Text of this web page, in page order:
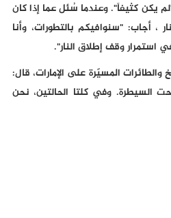
يكن كثيفاً". وعندما سُئل عما إذا كان
، أجاب: "سنوافيكم بالتطورات، وأنا
استمرار وقف إطلاق النار".
المسيّرة على الإمارات، قال:
السيطرة. وفي كلتا الحالتين، نحن